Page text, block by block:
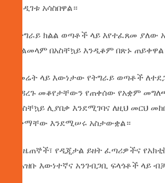
እንዲገቱ አሳስበዋል።
በትግራይ ክልል ወጣቶች ላይ እየተፈጸመ ያለው
ምልመላም በአስቸኳይ እንዲቆም በጽኑ
የመሬት ላይ እውነታው የትግራይ ወጣቶች
ሲዳረጉ መቆየታቸውን የጠቀሰው የአቋም
በአስቸኳይ ሊያበቃ እንደሚገባና ለዚህ መርህ
አቅማቸው እንደሚሠሩ አስታውቋል።
የጋዜጠኞች፣ የዲጂታል ይዘት ፈጣሪዎችና
በሕዝቡ እውነተኛና አንገብጋቢ ፍላጎቶች ላይ